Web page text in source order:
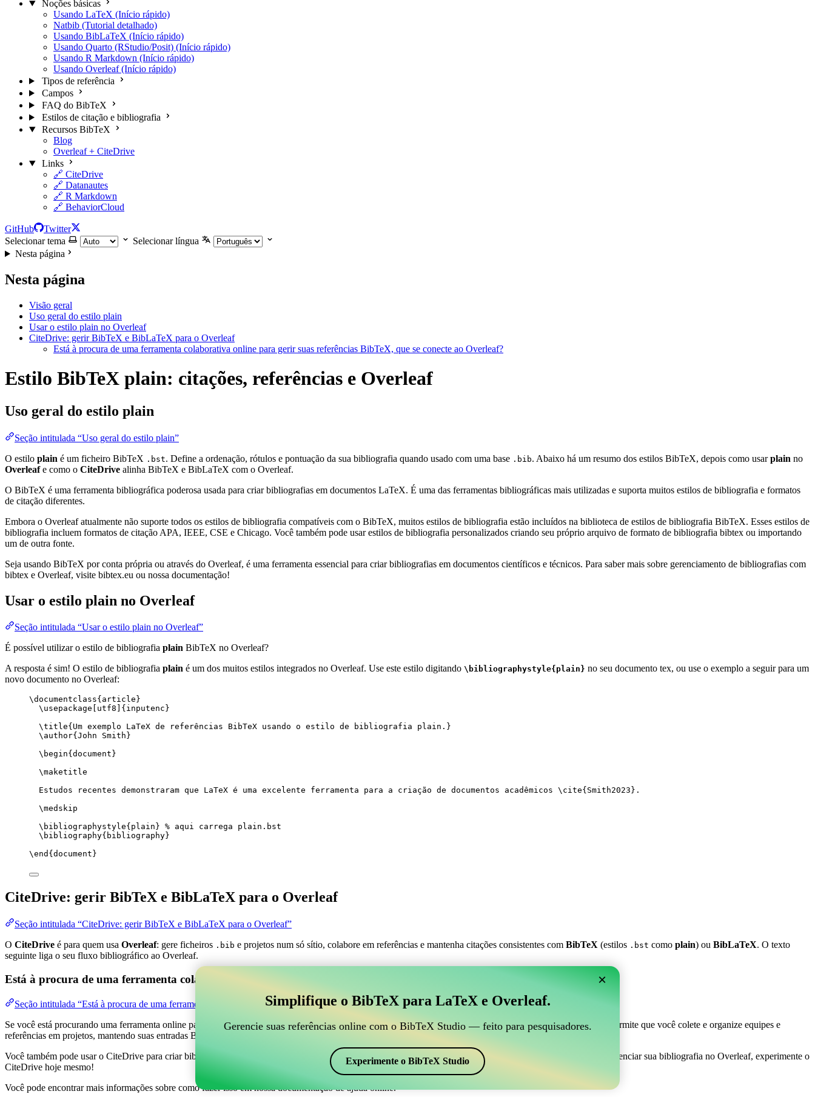
Noções básicas
Usando LaTeX (Início rápido)
Natbib (Tutorial detalhado)
Usando BibLaTeX (Início rápido)
Usando Quarto (RStudio/Posit) (Início rápido)
Usando R Markdown (Início rápido)
Usando Overleaf (Início rápido)
Tipos de referência
Campos
FAQ do BibTeX
Estilos de citação e bibliografia
Recursos BibTeX
Blog
Overleaf + CiteDrive
Links
🔗 CiteDrive
🔗 Datanautes
🔗 R Markdown
🔗 BehaviorCloud
GitHub
Twitter
Selecionar tema
Selecionar língua
Nesta página
Nesta página
Visão geral
Uso geral do estilo plain
Usar o estilo plain no Overleaf
CiteDrive: gerir BibTeX e BibLaTeX para o Overleaf
Está à procura de uma ferramenta colaborativa online para gerir suas referências BibTeX, que se conecte ao Overleaf?
Estilo BibTeX plain: citações, referências e Overleaf
Uso geral do estilo plain
Seção intitulada “Uso geral do estilo plain”
O estilo plain é um ficheiro BibTeX .bst. Define a ordenação, rótulos e pontuação da sua bibliografia quando usado com uma base .bib. Abaixo há um resumo dos estilos BibTeX, depois como usarplain no
Overleafe como o CiteDrive alinha BibTeX e BibLaTeX com o Overleaf.
O BibTeX é uma ferramenta bibliográfica poderosa usada para criar bibliografias em documentos LaTeX. É uma das ferramentas bibliográficas mais utilizadas e suporta muitos estilos de bibliografia e formatos
de citação diferentes.
Embora o Overleaf atualmente não suporte todos os estilos de bibliografia compatíveis com o BibTeX, muitos estilos de bibliografia estão incluídos na biblioteca de estilos de bibliografia BibTeX. Esses estilos de
bibliografia incluem formatos de citação APA, IEEE, CSE e Chicago. Você também pode usar estilos de bibliografia personalizados criando seu próprio arquivo de formato de bibliografia bibtex ou importando
um de outra fonte.
Seja usando BibTeX por conta própria ou através do Overleaf, é uma ferramenta essencial para criar bibliografias em documentos científicos e técnicos. Para saber mais sobre gerenciamento de bibliografias com
bibtex e Overleaf, visite bibtex.eu ou nossa documentação!
Usar o estilo plain no Overleaf
Seção intitulada “Usar o estilo plain no Overleaf”
É possível utilizar o estilo de bibliografia plain BibTeX no Overleaf?
A resposta é sim! O estilo de bibliografia plain é um dos muitos estilos integrados no Overleaf. Use este estilo digitando \bibliographystyle{plain} no seu documento tex, ou use o exemplo a seguir para um
novo documento no Overleaf:
\documentclass{ article }
\usepackage
utf8 ]{ inputenc }
\title{Um exemplo LaTeX de referências BibTeX usando o estilo de bibliografia plain.}
\author{John Smith}
\begin{ document }
\maketitle
Estudos recentes demonstraram que LaTeX é uma excelente ferramenta para a criação de documentos acadêmicos \cite{ Smith2023 }.
\medskip
\bibliographystyle{plain} % aqui carrega plain.bst
\bibliography{bibliography}
\end { document }
CiteDrive: gerir BibTeX e BibLaTeX para o Overleaf
Seção intitulada “CiteDrive: gerir BibTeX e BibLaTeX para o Overleaf”
O CiteDrive é para quem usa Overleaf: gere ficheiros .bib e projetos num só sítio, colabore em referências e mantenha citações consistentes com BibTeX (estilos .bst como plain) ou BibLaTeX. O texto
seguinte liga o seu fluxo bibliográfico ao Overleaf.
Está à procura de uma ferramenta colaborativa online para gerir suas referências BibTeX, que se conecte ao Overleaf?
Seção intitulada “Está à procura de uma ferramenta colaborativa online para gerir suas referências BibTeX, que se conecte ao Overleaf?”
Se você está procurando uma ferramenta online para ajudar a gerenciar suas referências, citações e bibliografia no Overleaf, o CiteDrive pode ser perfeito! Ele permite que você colete e organize equipes e
referências em projetos, mantendo suas entradas BibTeX atualizadas em seu projeto Overleaf.
Você também pode usar o CiteDrive para criar bibliografias e citações em vários estilos, incluindo plain. Então, se você está procurando uma maneira fácil de gerenciar sua bibliografia no Overleaf, experimente o
CiteDrive hoje mesmo!
Você pode encontrar mais informações sobre como fazer isso em nossa documentação de ajuda online.
×
Simplifique o BibTeX para LaTeX e Overleaf.
Gerencie suas referências online com o BibTeX Studio — feito para pesquisadores.
Experimente o BibTeX Studio